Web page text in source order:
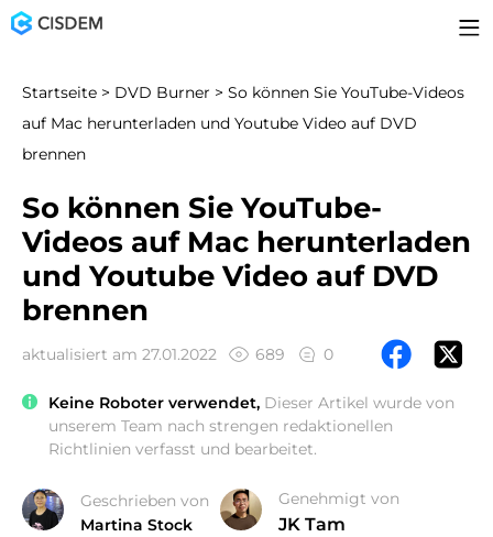
Startseite > DVD Burner > So können Sie YouTube-Videos
auf Mac herunterladen und Youtube Video auf DVD
brennen
So können Sie YouTube-
Videos auf Mac herunterladen
und Youtube Video auf DVD
brennen
aktualisiert am 27.01.2022 689 0
Keine Roboter verwendet, Dieser Artikel wurde von
unserem Team nach strengen redaktionellen
Richtlinien verfasst und bearbeitet.
Geschrieben von
Martina Stock
Genehmigt von
JK Tam